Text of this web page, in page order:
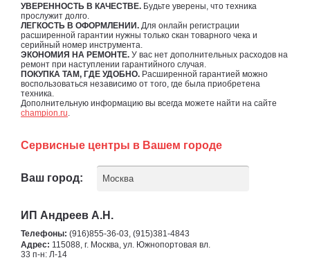
УВЕРЕННОСТЬ В КАЧЕСТВЕ. Будьте уверены, что техника
прослужит долго.
ЛЕГКОСТЬ В ОФОРМЛЕНИИ. Для онлайн регистрации
расширенной гарантии нужны только скан товарного чека и
серийный номер инструмента.
ЭКОНОМИЯ НА РЕМОНТЕ. У вас нет дополнительных расходов на
ремонт при наступлении гарантийного случая.
ПОКУПКА ТАМ, ГДЕ УДОБНО. Расширенной гарантией можно
воспользоваться независимо от того, где была приобретена
техника.
Дополнительную информацию вы всегда можете найти на сайте
champion.ru
Сервисные центры в Вашем городе
Ваш город: Москва
ИП Андреев А.Н.
Телефоны: (916)855-36-03, (915)381-4843
Адрес: 115088, г. Москва, ул. Южнопортовая вл.
33 п-н: Л-14